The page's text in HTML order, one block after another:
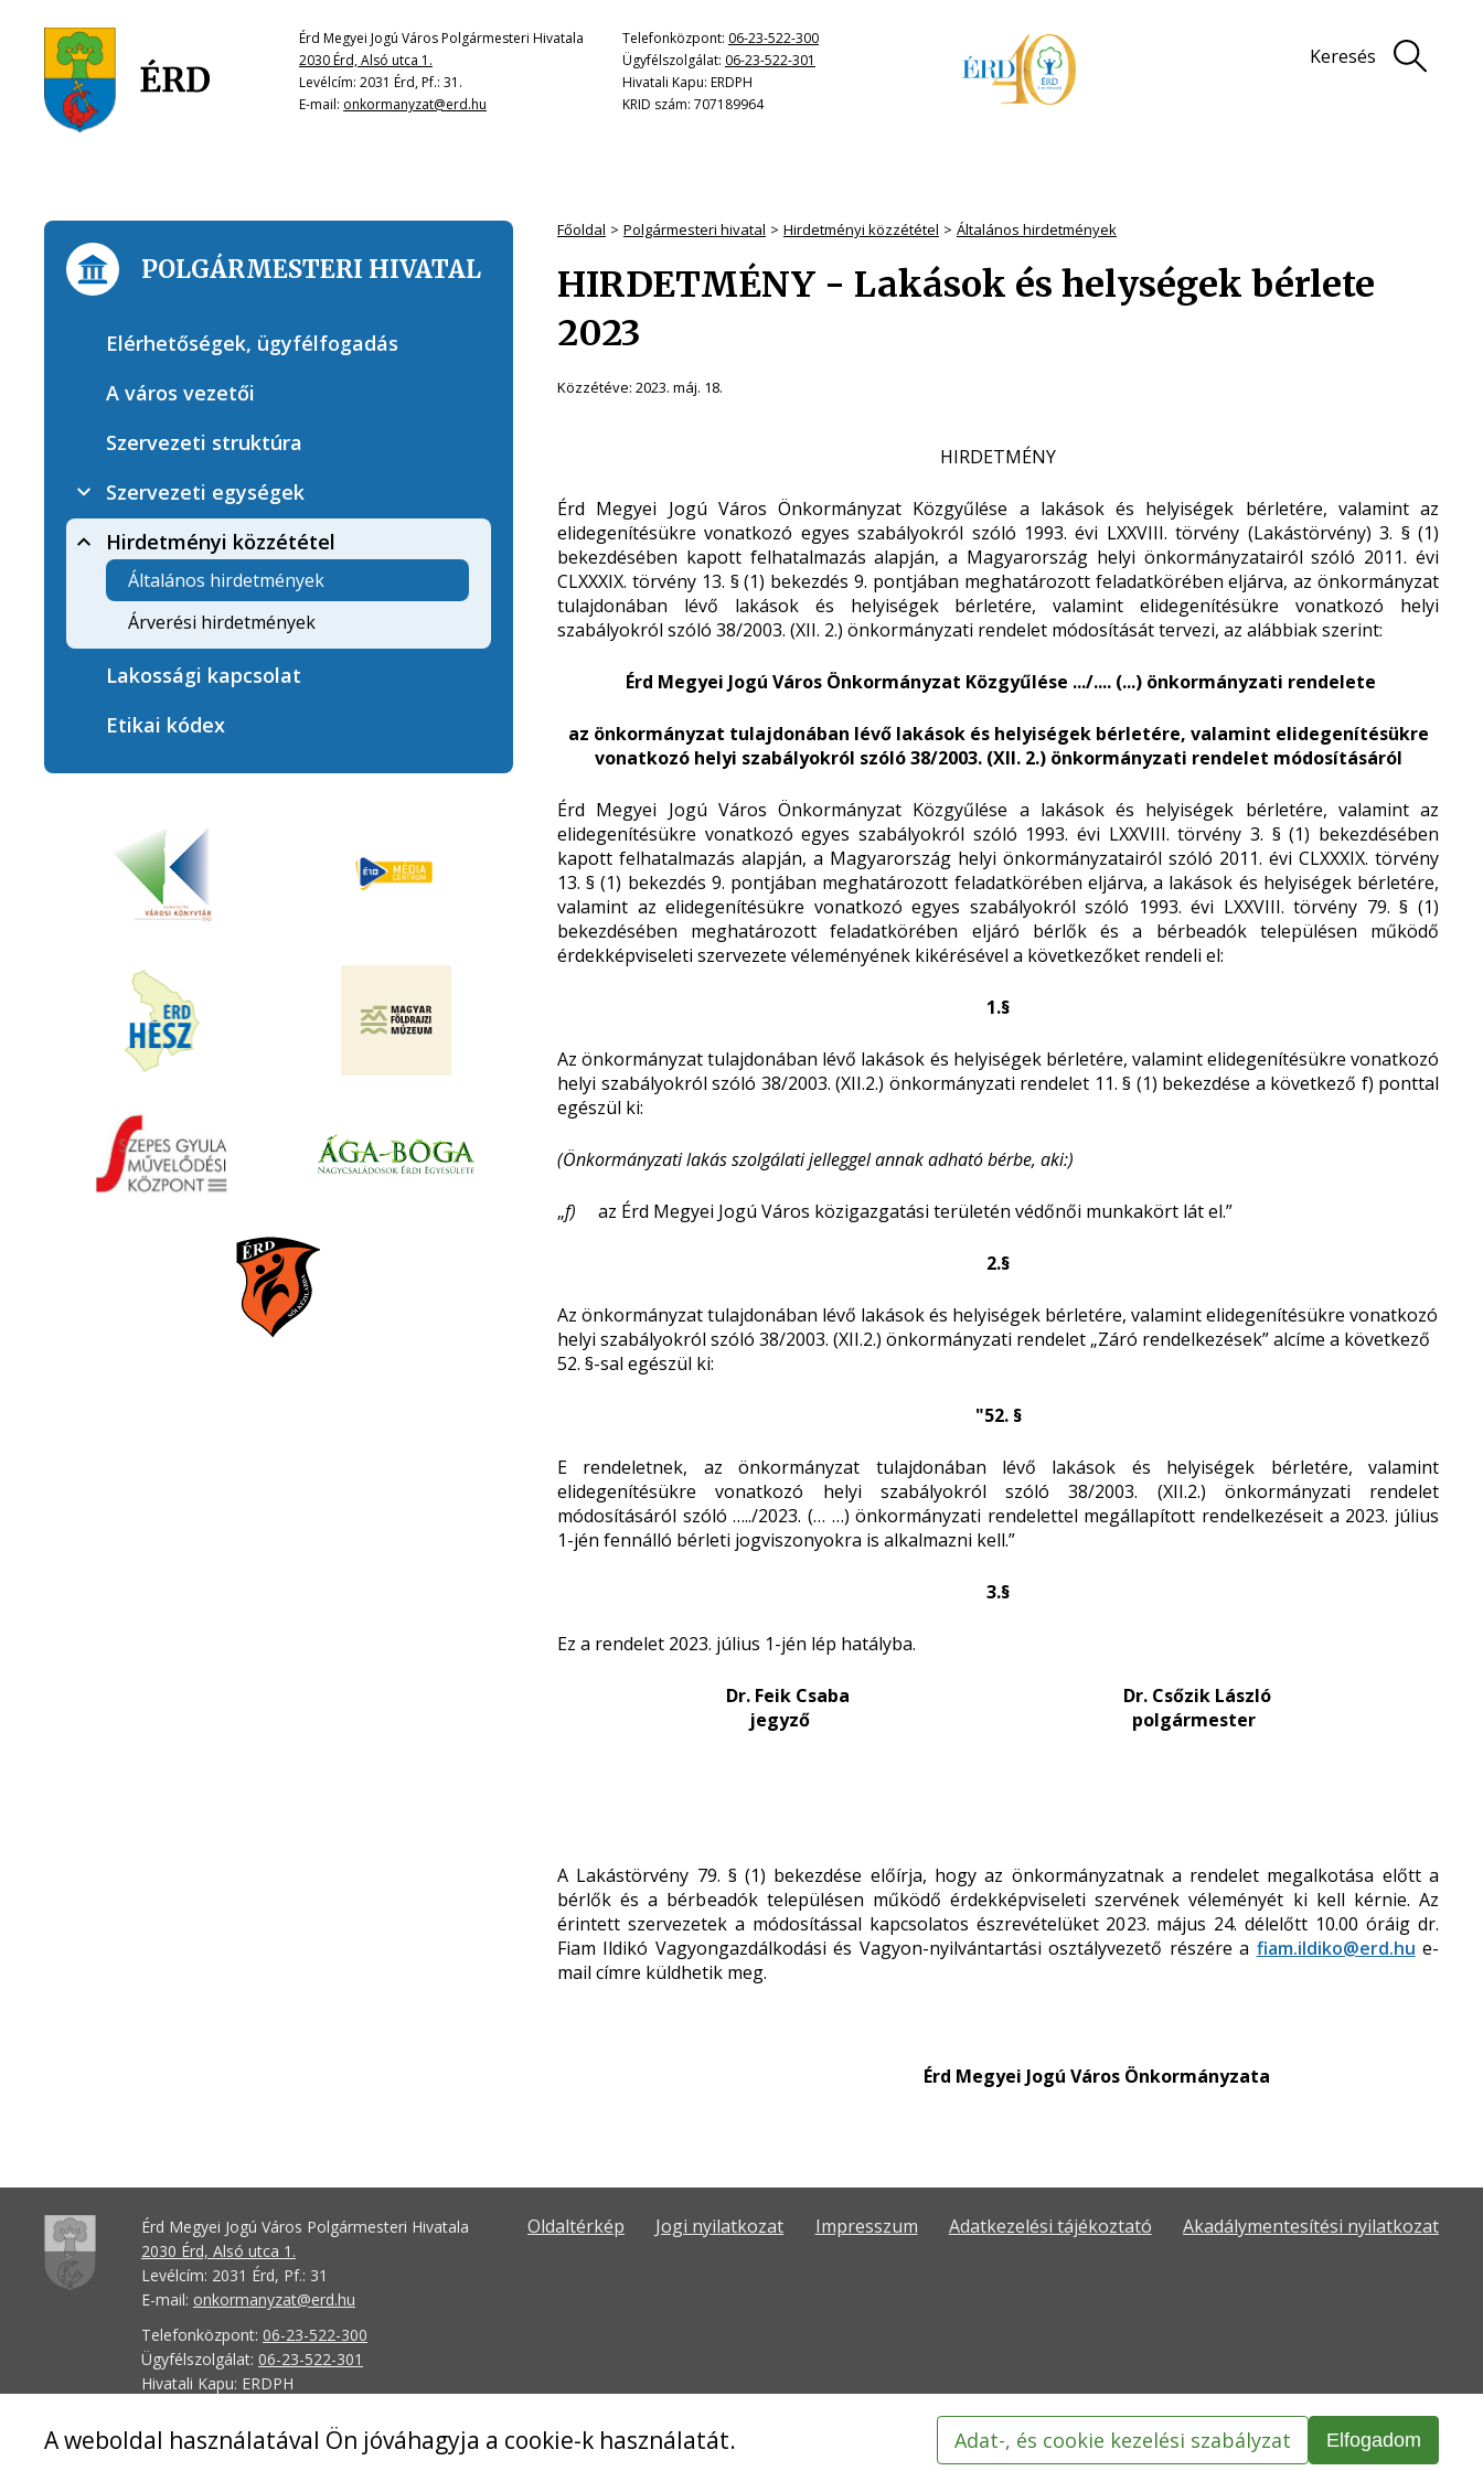
A weboldal használatával Ön jóváhagyja a cookie-k használatát. Adat-, és cookie kezelési szabályzat Elfogadom
Érd Megyei Jogú Város Polgármesteri Hivatala
2030 Érd, Alsó utca 1.
Levélcím: 2031 Érd, Pf.: 31.
E-mail: onkormanyzat@erd.hu
Telefonközpont: 06-23-522-300
Ügyfélszolgálat: 06-23-522-301
Hivatali Kapu: ERDPH
KRID szám: 707189964
Keresés
Főoldal Polgármesteri hivatal Hirdetményi közzététel Általános hirdetmények
HIRDETMÉNY - Lakások és helységek bérlete
2023
Közzétéve: 2023. máj. 18.
HIRDETMÉNY
Érd Megyei Jogú Város Önkormányzat Közgyűlése a lakások és helyiségek bérletére, valamint az
elidegenítésükre vonatkozó egyes szabályokról szóló 1993. évi LXXVIII. törvény (Lakástörvény) 3. § (1)
bekezdésében kapott felhatalmazás alapján, a Magyarország helyi önkormányzatairól szóló 2011. évi
CLXXXIX. törvény 13. § (1) bekezdés 9. pontjában meghatározott feladatkörében eljárva, az önkormányzat
tulajdonában lévő lakások és helyiségek bérletére, valamint elidegenítésükre vonatkozó helyi
szabályokról szóló 38/2003. (XII. 2.) önkormányzati rendelet módosítását tervezi, az alábbiak szerint:
Érd Megyei Jogú Város Önkormányzat Közgyűlése .../.... (...) önkormányzati rendelete
az önkormányzat tulajdonában lévő lakások és helyiségek bérletére, valamint elidegenítésükre
vonatkozó helyi szabályokról szóló 38/2003. (XII. 2.) önkormányzati rendelet módosításáról
Érd Megyei Jogú Város Önkormányzat Közgyűlése a lakások és helyiségek bérletére, valamint az
elidegenítésükre vonatkozó egyes szabályokról szóló 1993. évi LXXVIII. törvény 3. § (1) bekezdésében
kapott felhatalmazás alapján, a Magyarország helyi önkormányzatairól szóló 2011. évi CLXXXIX. törvény
13. § (1) bekezdés 9. pontjában meghatározott feladatkörében eljárva, a lakások és helyiségek bérletére,
valamint az elidegenítésükre vonatkozó egyes szabályokról szóló 1993. évi LXXVIII. törvény 79. § (1)
bekezdésében meghatározott feladatkörében eljáró bérlők és a bérbeadók településen működő
érdekképviseleti szervezete véleményének kikérésével a következőket rendeli el:
1.§
Az önkormányzat tulajdonában lévő lakások és helyiségek bérletére, valamint elidegenítésükre vonatkozó
helyi szabályokról szóló 38/2003. (XII.2.) önkormányzati rendelet 11. § (1) bekezdése a következő f) ponttal
egészül ki:
(Önkormányzati lakás szolgálati jelleggel annak adható bérbe, aki:)
„f) az Érd Megyei Jogú Város közigazgatási területén védőnői munkakört lát el.”
2.§
Az önkormányzat tulajdonában lévő lakások és helyiségek bérletére, valamint elidegenítésükre vonatkozó
helyi szabályokról szóló 38/2003. (XII.2.) önkormányzati rendelet „Záró rendelkezések” alcíme a következő
52. §-sal egészül ki:
"52. §
E rendeletnek, az önkormányzat tulajdonában lévő lakások és helyiségek bérletére, valamint
elidegenítésükre vonatkozó helyi szabályokról szóló 38/2003. (XII.2.) önkormányzati rendelet
módosításáról szóló …../2023. (… …) önkormányzati rendelettel megállapított rendelkezéseit a 2023. július
1-jén fennálló bérleti jogviszonyokra is alkalmazni kell.”
3.§
Ez a rendelet 2023. július 1-jén lép hatályba.
Dr. Feik Csaba Dr. Csőzik László
jegyző polgármester
A Lakástörvény 79. § (1) bekezdése előírja, hogy az önkormányzatnak a rendelet megalkotása előtt a
bérlők és a bérbeadók településen működő érdekképviseleti szervének véleményét ki kell kérnie. Az
érintett szervezetek a módosítással kapcsolatos észrevételüket 2023. május 24. délelőtt 10.00 óráig dr.
Fiam Ildikó Vagyongazdálkodási és Vagyon-nyilvántartási osztályvezető részére a fiam.ildiko@erd.hu e-
mail címre küldhetik meg.
Érd Megyei Jogú Város Önkormányzata
POLGÁRMESTERI HIVATAL
Elérhetőségek, ügyfélfogadás
A város vezetői
Szervezeti struktúra
Szervezeti egységek
Hirdetményi közzététel
Általános hirdetmények
Árverési hirdetmények
Lakossági kapcsolat
Etikai kódex
Érd Megyei Jogú Város Polgármesteri Hivatala
2030 Érd, Alsó utca 1.
Levélcím: 2031 Érd, Pf.: 31
E-mail: onkormanyzat@erd.hu
Telefonközpont: 06-23-522-300
Ügyfélszolgálat: 06-23-522-301
Hivatali Kapu: ERDPH
Oldaltérkép Jogi nyilatkozat Impresszum Adatkezelési tájékoztató Akadálymentesítési nyilatkozat